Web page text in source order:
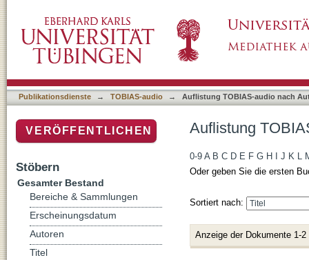
Publikationsdienste → TOBIAS-audio → Auflistung TOBIAS-audio nach
Auflistung
0-9 A B C D E F G H J K L
Oder geben Sie die ersten
Sortiert nach:
Anzeige der Dokumente 1-2
VERÖFFENTLICHEN
Stöbern
Gesamter Bestand
Bereiche & Sammlungen
Erscheinungsdatum
Autoren
Titel